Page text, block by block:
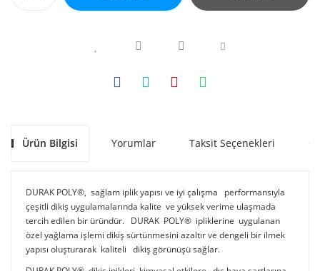
Ürün Bilgisi Yorumlar Taksit Seçenekleri
DURAK POLY®, sağlam iplik yapısı ve iyi çalışma performansıyla
çeşitli dikiş uygulamalarında kalite ve yüksek verime ulaşmada
tercih edilen bir üründür. DURAK POLY® ipliklerine uygulanan
özel yağlama işlemi dikiş sürtünmesini azaltır ve dengeli bir ilmek
yapısı oluşturarak kaliteli dikiş görünüşü sağlar.